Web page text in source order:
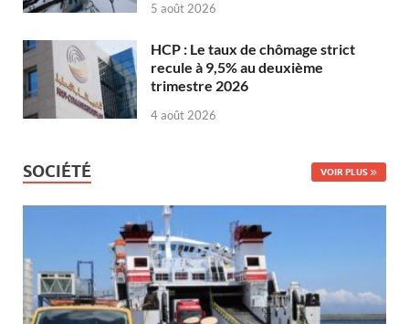
5 août 2026
HCP : Le taux de chômage strict
recule à 9,5% au deuxième
trimestre 2026
4 août 2026
SOCIÉTÉ VOIR PLUS